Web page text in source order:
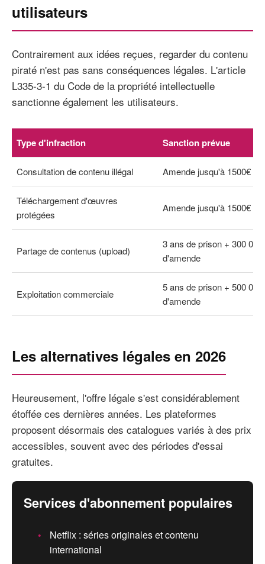
utilisateurs
Contrairement aux idées reçues, regarder du contenu
piraté n'est pas sans conséquences légales. L'article
L335-3-1 du Code de la propriété intellectuelle
sanctionne également les utilisateurs.
Type d'infraction Sanction prévue
Consultation de contenu illégal Amende jusqu'à 1500€
Téléchargement d'œuvres
protégées
Amende jusqu'à 1500€
Partage de contenus (upload)
3 ans de prison + 300
d'amende
Exploitation commerciale
5 ans de prison + 500
d'amende
Les alternatives légales en 2026
Heureusement, l'offre légale s'est considérablement
étoffée ces dernières années. Les plateformes
proposent désormais des catalogues variés à des prix
accessibles, souvent avec des périodes d'essai
gratuites.
Services d'abonnement populaires
Netflix : séries originales et contenu
international